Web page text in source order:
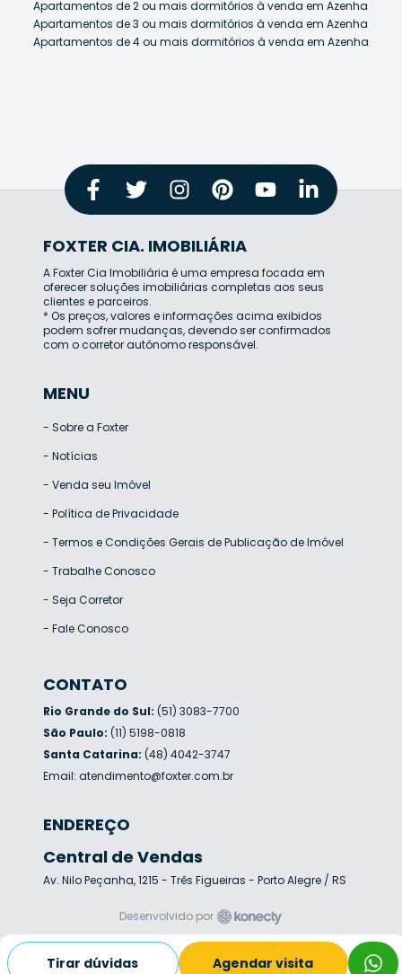
Tirar dúvidas Agendar visita
Apartamentos de 2 ou mais dormitórios à venda em Azenha
Apartamentos de 3 ou mais dormitórios à venda em Azenha
Apartamentos de 4 ou mais dormitórios à venda em Azenha
FOXTER CIA. IMOBILIÁRIA
A Foxter Cia Imobiliária é uma empresa focada em
oferecer soluções imobiliárias completas aos seus
clientes e parceiros.
* Os preços, valores e informações acima exibidos
podem sofrer mudanças, devendo ser confirmados
com o corretor autônomo responsável.
MENU
- Sobre a Foxter
- Notícias
- Venda seu Imóvel
- Política de Privacidade
- Termos e Condições Gerais de Publicação de Imóvel
- Trabalhe Conosco
- Seja Corretor
- Fale Conosco
CONTATO
Rio Grande do Sul: (51) 3083-7700
São Paulo: (11) 5198-0818
Santa Catarina: (48) 4042-3747
Email: atendimento@foxter.com.br
ENDEREÇO
Central de Vendas
Av. Nilo Peçanha, 1215 - Três Figueiras - Porto Alegre / RS
Desenvolvido por